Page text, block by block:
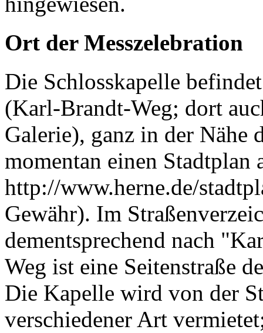
Ort der Messzelebration
Die Schlosskapelle
(Karl-Brandt-Weg; dort
Galerie), ganz in der Nähe
momentan einen Stadtplan
http://www.herne.de/
Gewähr). Im
dementsprechend nach
Weg ist eine Seitenstraße
Die Kapelle wird von der
verschiedener Art